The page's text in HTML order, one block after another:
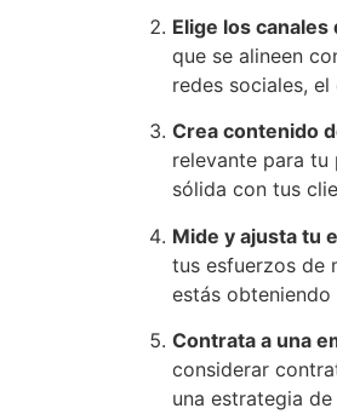
Elige los
que se alineen
redes sociales,
Crea contenido
relevante para
sólida con tus
Mide y ajusta tu
tus esfuerzos de
estás
Contrata a una
considerar
una estrategia